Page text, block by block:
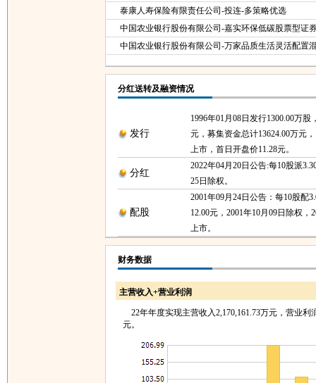
泰康人寿保险有限责任公司-投连-多策略优选
中国农业银行股份有限公司-嘉实环保低碳股票型证
中国农业银行股份有限公司-万家品质生活灵活配置
分红送转及融资情况
发行
1996年01月08日发行1300.00万股
元，募集资金总计13624.00万元
上市，首日开盘价11.28元。
分红
2022年04月20日公告:每10股派
25日除权。
配股
2001年09月24日公告：每10股配
12.00元，2001年10月09日除权，
上市。
财务数据
主营收入+营业利润
22年年度实现主营收入2,170,161.73万元，营业利
元。